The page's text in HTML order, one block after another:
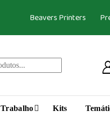
Beavers Printers
Trabalho Kits